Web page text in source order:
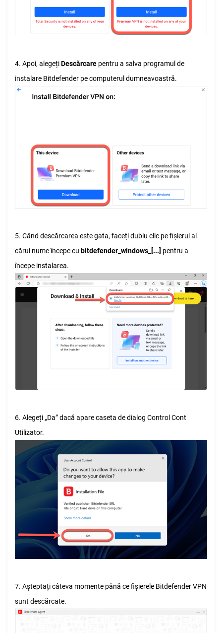
4. Apoi, alegețiDescărcare pentru a salva programul de
instalare Bitdefender pe computerul dumneavoastră.
5. Când descărcarea este gata, faceți dublu clic pe fișierul al
cărui nume începe cu bitdefender_windows_[...] pentru a
începe instalarea.
6. Alegeți „Da” dacă apare caseta de dialog Control Cont
Utilizator.
7. Așteptați câteva momente până ce fișierele Bitdefender VPN
sunt descărcate.